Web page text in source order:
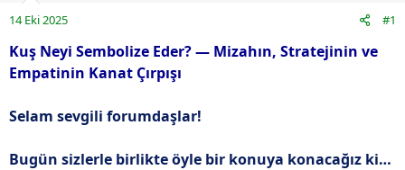
u
b
a
ş
t
n
ı
ç
r
h
14 Eki 2025 #1
Kuş Neyi Sembolize Eder? — Mizahın, Stratejinin ve
Empatinin Kanat Çırpışı
Selam sevgili forumdaşlar!
Bugün sizlerle birlikte öyle bir konuya konacağız ki…